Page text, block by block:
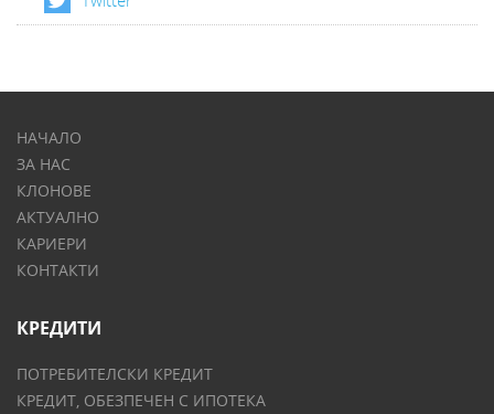
НАЧАЛО
ЗА НАС
КЛОНОВЕ
АКТУАЛНО
КАРИЕРИ
КОНТАКТИ
КРЕДИТИ
ПОТРЕБИТЕЛСКИ КРЕДИТ
КРЕДИТ, ОБЕЗПЕЧЕН С ИПОТЕКА